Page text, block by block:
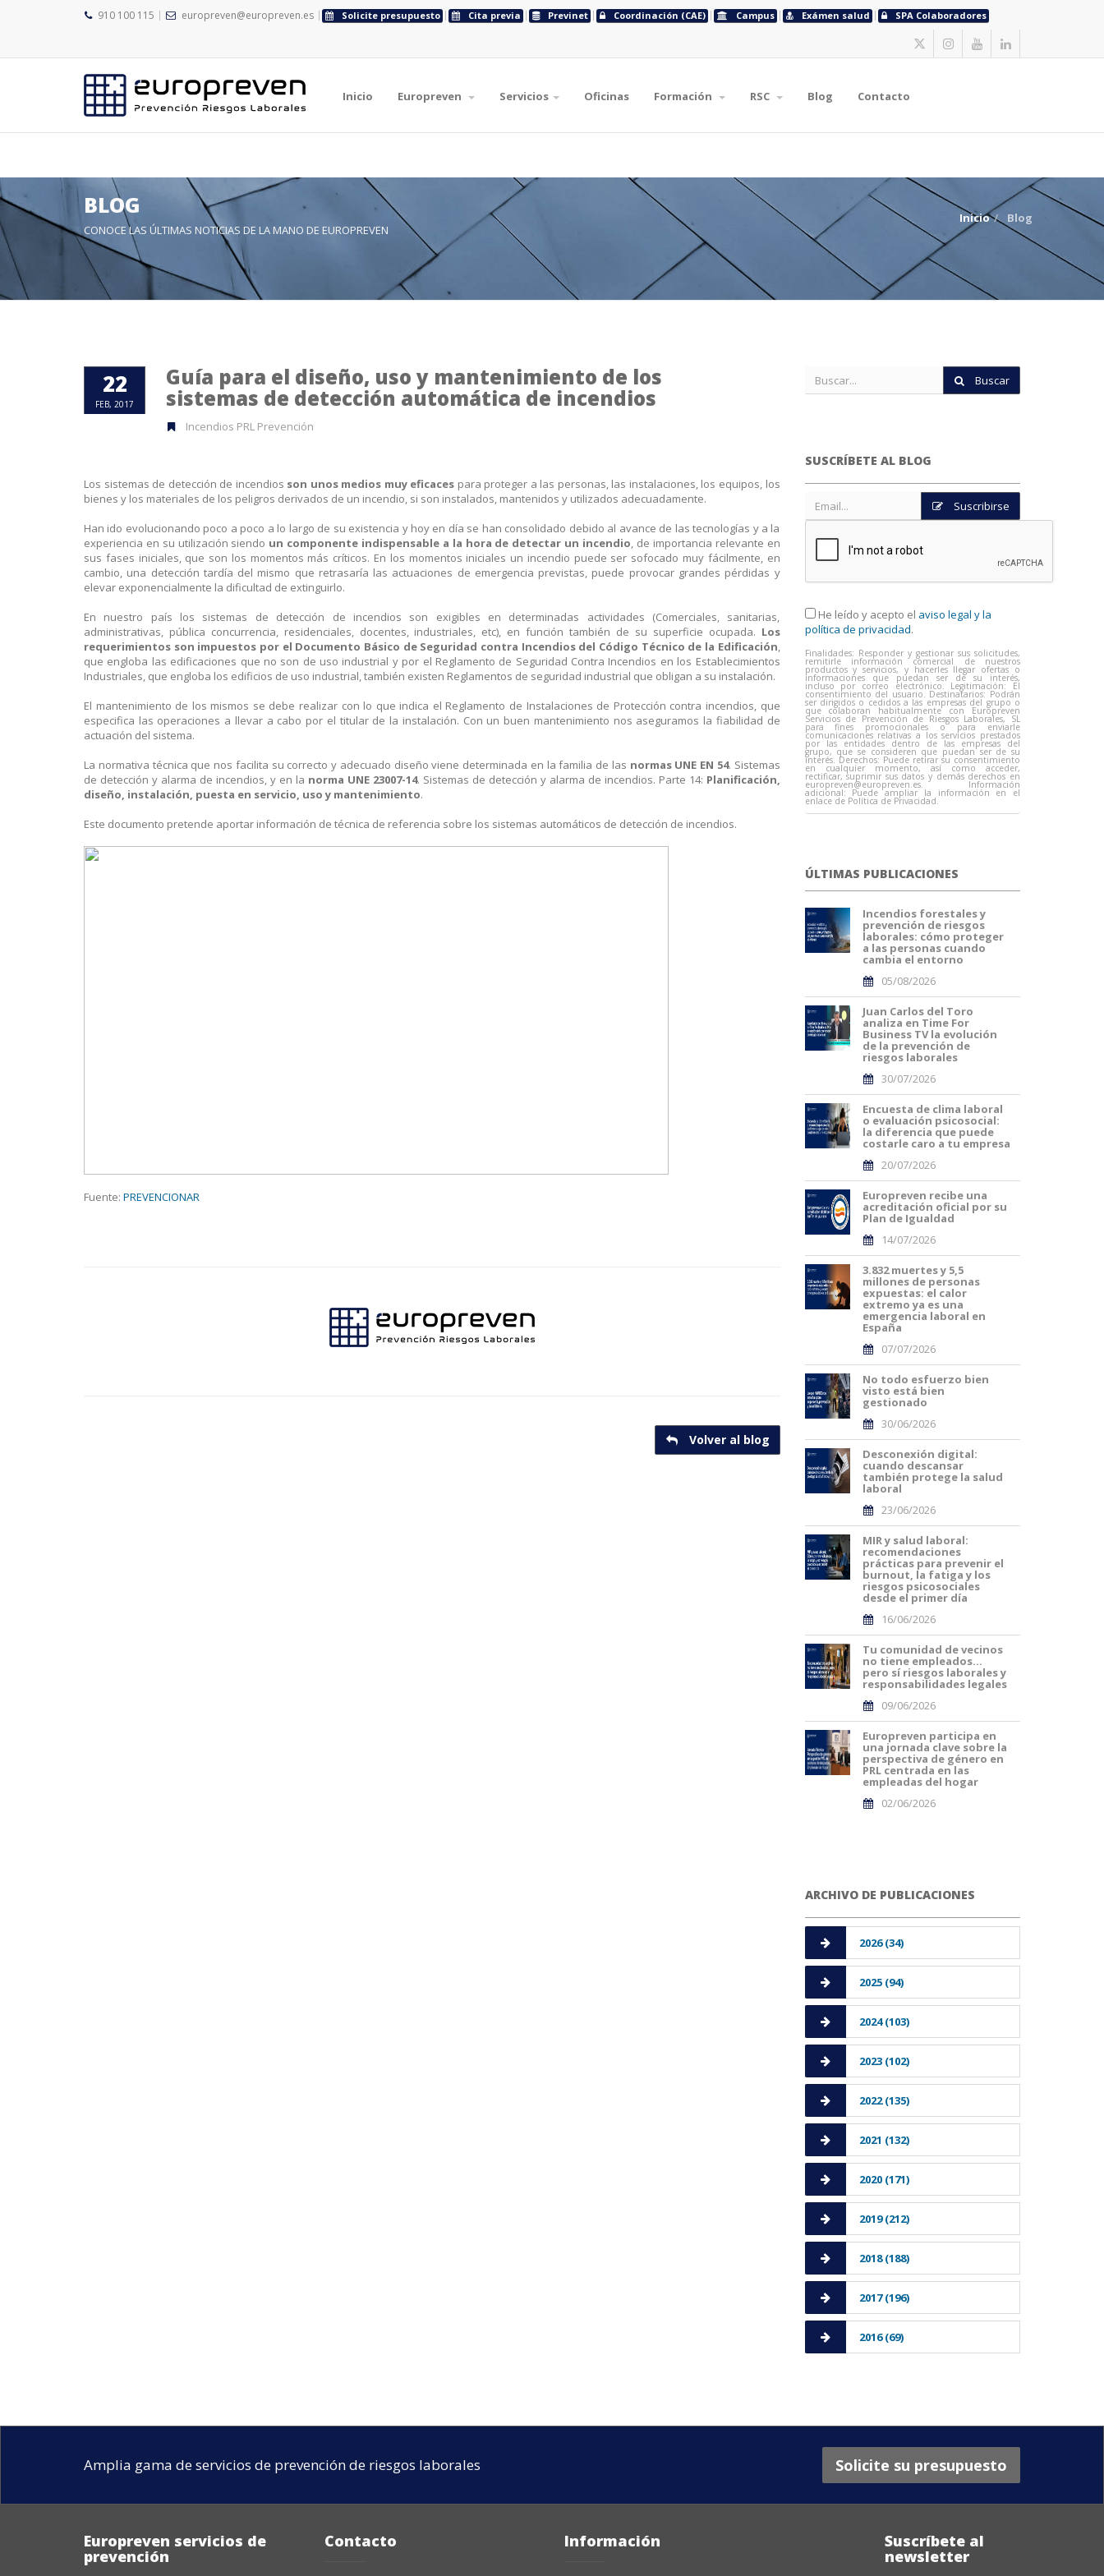
910 100 115 europreven@europreven.es Solicite presupuesto Cita previa Previnet Coordinación (CAE) Campus Exámen salud SPA Colaboradores
Inicio Europreven Servicios Oficinas Formación RSC Blog Contacto
BLOG
CONOCE LAS ÚLTIMAS NOTICIAS DE LA MANO DE EUROPREVEN
Inicio Blog
22
FEB, 2017
Guía para el diseño, uso y mantenimiento de los
sistemas de detección automática de incendios
Incendios PRL Prevención
Los sistemas de detección de incendios son unos medios muy eficaces para proteger a las personas, las instalaciones, los equipos, los
bienes y los materiales de los peligros derivados de un incendio, si son instalados, mantenidos y utilizados adecuadamente.
Han ido evolucionando poco a poco a lo largo de su existencia y hoy en día se han consolidado debido al avance de las tecnologías y a la
experiencia en su utilización siendo un componente indispensable a la hora de detectar un incendio, de importancia relevante en
sus fases iniciales, que son los momentos más críticos. En los momentos iniciales un incendio puede ser sofocado muy fácilmente, en
cambio, una detección tardía del mismo que retrasaría las actuaciones de emergencia previstas, puede provocar grandes pérdidas y
elevar exponencialmente la dificultad de extinguirlo.
En nuestro país los sistemas de detección de incendios son exigibles en determinadas actividades (Comerciales, sanitarias,
administrativas, pública concurrencia, residenciales, docentes, industriales, etc), en función también de su superficie ocupada. Los
requerimientos son impuestos por el Documento Básico de Seguridad contra Incendios del Código Técnico de la Edificación,
que engloba las edificaciones que no son de uso industrial y por el Reglamento de Seguridad Contra Incendios en los Establecimientos
Industriales, que engloba los edificios de uso industrial, también existen Reglamentos de seguridad industrial que obligan a su instalación.
El mantenimiento de los mismos se debe realizar con lo que indica el Reglamento de Instalaciones de Protección contra incendios, que
especifica las operaciones a llevar a cabo por el titular de la instalación. Con un buen mantenimiento nos aseguramos la fiabilidad de
actuación del sistema.
La normativa técnica que nos facilita su correcto y adecuado diseño viene determinada en la familia de las normas UNE EN 54. Sistemas
de detección y alarma de incendios, y en la norma UNE 23007-14. Sistemas de detección y alarma de incendios. Parte 14: Planificación,
diseño, instalación, puesta en servicio, uso y mantenimiento.
Este documento pretende aportar información de técnica de referencia sobre los sistemas automáticos de detección de incendios.
Fuente: PREVENCIONAR
Volver al blog
Buscar
SUSCRÍBETE AL BLOG
Suscribirse
He leído y acepto el aviso legal y la
política de privacidad.
Finalidades: Responder y gestionar sus solicitudes,
remitirle información comercial de nuestros
productos y servicios, y hacerles llegar ofertas o
informaciones que puedan ser de su interés,
incluso por correo electrónico. Legitimación: El
consentimiento del usuario. Destinatarios: Podrán
ser dirigidos o cedidos a las empresas del grupo o
que colaboran habitualmente con Europreven
Servicios de Prevención de Riesgos Laborales, SL
para fines promocionales o para enviarle
comunicaciones relativas a los servicios prestados
por las entidades dentro de las empresas del
grupo, que se consideren que puedan ser de su
interés. Derechos: Puede retirar su consentimiento
en cualquier momento, así como acceder,
rectificar, suprimir sus datos y demás derechos en
europreven@europreven.es. Información
adicional: Puede ampliar la información en el
enlace de Política de Privacidad.
ÚLTIMAS PUBLICACIONES
Incendios forestales y
prevención de riesgos
laborales: cómo proteger
a las personas cuando
cambia el entorno
05/08/2026
Juan Carlos del Toro
analiza en Time For
Business TV la evolución
de la prevención de
riesgos laborales
30/07/2026
Encuesta de clima laboral
o evaluación psicosocial:
la diferencia que puede
costarle caro a tu empresa
20/07/2026
Europreven recibe una
acreditación oficial por su
Plan de Igualdad
14/07/2026
3.832 muertes y 5,5
millones de personas
expuestas: el calor
extremo ya es una
emergencia laboral en
España
07/07/2026
No todo esfuerzo bien
visto está bien
gestionado
30/06/2026
Desconexión digital:
cuando descansar
también protege la salud
laboral
23/06/2026
MIR y salud laboral:
recomendaciones
prácticas para prevenir el
burnout, la fatiga y los
riesgos psicosociales
desde el primer día
16/06/2026
Tu comunidad de vecinos
no tiene empleados…
pero sí riesgos laborales y
responsabilidades legales
09/06/2026
Europreven participa en
una jornada clave sobre la
perspectiva de género en
PRL centrada en las
empleadas del hogar
02/06/2026
ARCHIVO DE PUBLICACIONES
2026 (34)
2025 (94)
2024 (103)
2023 (102)
2022 (135)
2021 (132)
2020 (171)
2019 (212)
2018 (188)
2017 (196)
2016 (69)
Amplia gama de servicios de prevención de riesgos laborales Solicite su presupuesto
Europreven servicios de
prevención
Contacto Información Suscríbete al
newsletter